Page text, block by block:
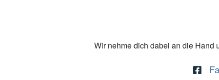
Wir nehme dich dabei an die Hand